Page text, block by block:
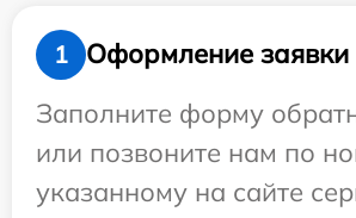
1
Оформление заявки
Заполните форму
или позвоните нам по
указанному на сайте